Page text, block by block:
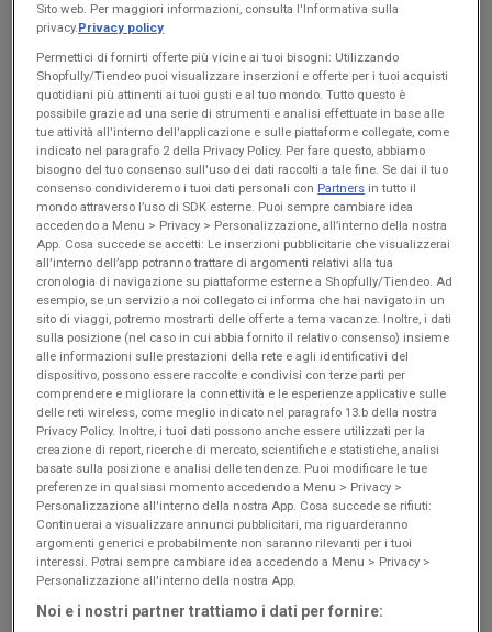
NUOVO
Famila Market
Buon Ferragosto
Scade il 19/08 Nanto
Max Supermercati
Buon Ferragosto
Scade il 19/08 Nanto
NUOVO
Coop
Risparmio
Scade il 19/08 Nanto
NUOVO
Coop
Convenienza
Scade il 19/08
Sito web. Per maggiori informazioni, consulta l'Informativa sulla
privacy.Privacy policy
Permettici di fornirti offerte più vicine ai tuoi bisogni: Utilizzando
Shopfully/Tiendeo puoi visualizzare inserzioni e offerte per i tuoi acquisti
quotidiani più attinenti ai tuoi gusti e al tuo mondo. Tutto questo è
possibile grazie ad una serie di strumenti e analisi effettuate in base alle
tue attività all'interno dell'applicazione e sulle piattaforme collegate, come
indicato nel paragrafo 2 della Privacy Policy. Per fare questo, abbiamo
bisogno del tuo consenso sull'uso dei dati raccolti a tale fine. Se dai il tuo
consenso condivideremo i tuoi dati personali con Partners in tutto il
mondo attraverso l’uso di SDK esterne. Puoi sempre cambiare idea
accedendo a Menu > Privacy > Personalizzazione, all’interno della nostra
App. Cosa succede se accetti: Le inserzioni pubblicitarie che visualizzerai
all'interno dell’app potranno trattare di argomenti relativi alla tua
cronologia di navigazione su piattaforme esterne a Shopfully/Tiendeo. Ad
esempio, se un servizio a noi collegato ci informa che hai navigato in un
sito di viaggi, potremo mostrarti delle offerte a tema vacanze. Inoltre, i dati
sulla posizione (nel caso in cui abbia fornito il relativo consenso) insieme
alle informazioni sulle prestazioni della rete e agli identificativi del
dispositivo, possono essere raccolte e condivisi con terze parti per
comprendere e migliorare la connettività e le esperienze applicative sulle
delle reti wireless, come meglio indicato nel paragrafo 13.b della nostra
Privacy Policy. Inoltre, i tuoi dati possono anche essere utilizzati per la
creazione di report, ricerche di mercato, scientifiche e statistiche, analisi
basate sulla posizione e analisi delle tendenze. Puoi modificare le tue
preferenze in qualsiasi momento accedendo a Menu > Privacy >
Personalizzazione all'interno della nostra App. Cosa succede se rifiuti:
Continuerai a visualizzare annunci pubblicitari, ma riguarderanno
argomenti generici e probabilmente non saranno rilevanti per i tuoi
interessi. Potrai sempre cambiare idea accedendo a Menu > Privacy >
Personalizzazione all'interno della nostra App.
Noi e i nostri partner trattiamo i dati per fornire: